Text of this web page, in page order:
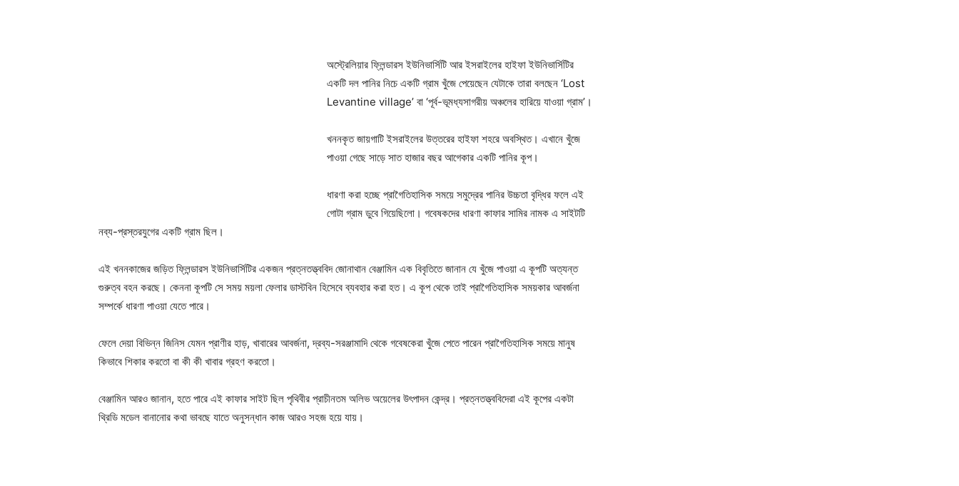
অস্ট্রেলিয়ার ফ্লিন্ডারস ইউনিভার্সিটি আর ইসরাইলের হাইফা ইউনিভার্সিটির
একটি দল পানির নিচে একটি গ্রাম খুঁজে পেয়েছেন যেটাকে তারা বলছেন ‘Lost
Levantine village’ বা ‘পূর্ব-ভূমধ্যসাগরীয় অঞ্চলের হারিয়ে যাওয়া গ্রাম’।
খননকৃত জায়গাটি ইসরাইলের উত্তরের হাইফা শহরে অবস্থিত। এখানে খুঁজে
পাওয়া গেছে সাড়ে সাত হাজার বছর আগেকার একটি পানির কূপ।
ধারণা করা হচ্ছে প্রাগৈতিহাসিক সময়ে সমুদ্রের পানির উচ্চতা বৃদ্ধির ফলে এই
গোটা গ্রাম ডুবে গিয়েছিলো। গবেষকদের ধারণা কাফার সামির নামক এ সাইটটি
নব্য-প্রস্তরযুগের একটি গ্রাম ছিল।
এই খননকাজের জড়িত ফ্লিন্ডারস ইউনিভার্সিটির একজন প্রত্নতত্ত্ববিদ জোনাথান বেঞ্জামিন এক বিবৃতিতে জানান যে খুঁজে পাওয়া এ কূপটি অত্যন্ত
গুরুত্ব বহন করছে। কেননা কূপটি সে সময় ময়লা ফেলার ডাস্টবিন হিসেবে ব্যবহার করা হত। এ কূপ থেকে তাই প্রাগৈতিহাসিক সময়কার আবর্জনা
সম্পর্কে ধারণা পাওয়া যেতে পারে।
ফেলে দেয়া বিভিন্ন জিনিস যেমন প্রাণীর হাড়, খাবারের আবর্জনা, দ্রব্য-সরঞ্জামাদি থেকে গবেষকেরা খুঁজে পেতে পারেন প্রাগৈতিহাসিক সময়ে মানুষ
কিভাবে শিকার করতো বা কী কী খাবার গ্রহণ করতো।
বেঞ্জামিন আরও জানান, হতে পারে এই কাফার সাইট ছিল পৃথিবীর প্রাচীনতম অলিভ অয়েলের উৎপাদন কেন্দ্র। প্রত্নতত্ত্ববিদেরা এই কূপের একটা
থ্রিডি মডেল বানানোর কথা ভাবছে যাতে অনুসন্ধান কাজ আরও সহজ হয়ে যায়।